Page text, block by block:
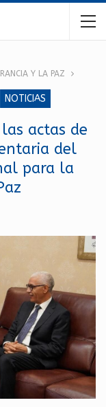
Y LA PAZ
NOTICIAS
actas de
del
para la